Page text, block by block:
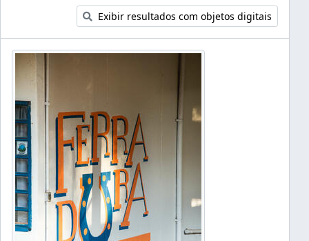
Exibir resultados com objetos digitais